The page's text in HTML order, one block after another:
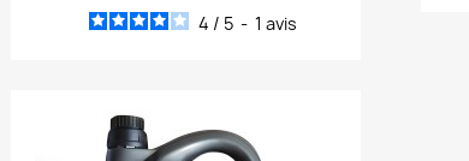
4 / 5 - 1avis